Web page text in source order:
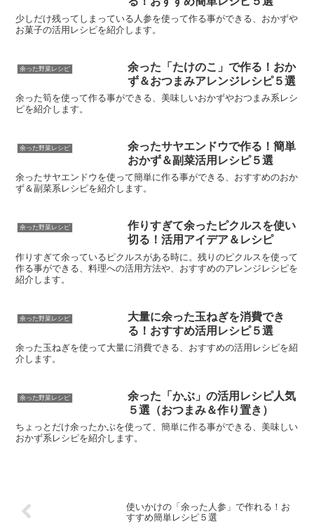
少しだけ残ってしまっている人参を使って作る事ができる、おかずや
お菓子の活用レシピを紹介します。
余った野菜レシピ
余った「たけのこ」で作る！おか
ず＆おつまみアレンジレシピ５選
余った筍を使って作る事ができる、美味しいおかずやおつまみ系レシ
ピを紹介します。
余った野菜レシピ
余ったサヤエンドウで作る！簡単
おかず＆副菜活用レシピ５選
余ったサヤエンドウを使って簡単に作る事ができる、おすすめのおか
ず＆副菜系レシピを紹介します。
余った野菜レシピ
作りすぎて余ったピクルスを使い
切る！活用アイデア＆レシピ
作りすぎて余っているピクルスがある時に。残りのピクルスを使って
作る事ができる、料理への活用方法や、おすすめのアレンジレシピを
紹介します。
余った野菜レシピ
大量に余った玉ねぎを消費でき
る！おすすめ活用レシピ５選
余った玉ねぎを使って大量に消費できる、おすすめの活用レシピを紹
介します。
余った野菜レシピ
余った「かぶ」の活用レシピ人気
５選（おつまみ＆作り置き）
ちょっとだけ余ったかぶを使って、簡単に作る事ができる、美味しい
おかず系レシピを紹介します。
使いかけの「余った人参」で作れる！お
すすめ簡単レシピ５選